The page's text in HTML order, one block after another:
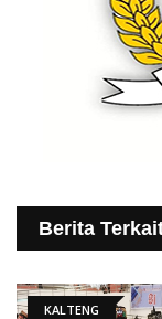
Berita
KALTENG